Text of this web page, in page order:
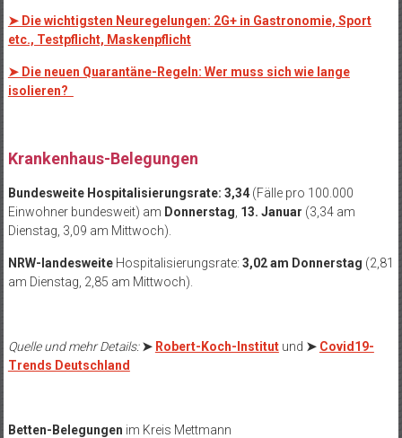
➤ Die wichtigsten Neuregelungen: 2G+ in Gastronomie, Sport
etc., Testpflicht, Maskenpflicht
➤ Die neuen Quarantäne-Regeln: Wer muss sich wie lange
isolieren?
Krankenhaus-Belegungen
Bundesweite Hospitalisierungsrate: 3,34 (Fälle pro 100.000
Einwohner bundesweit) am Donnerstag 13. Januar (3,34 am
Dienstag, 3,09 am Mittwoch).
NRW-landesweiteHospitalisierungsrate: 3,02 am Donnerstag (2,81
am Dienstag, 2,85 am Mittwoch).
Quelle und mehr Details:➤ Robert-Koch-Institutund ➤ Covid19-
Trends Deutschland
Betten-Belegungen im Kreis Mettmann